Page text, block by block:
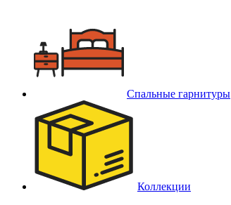
Спальные гарнитуры
Коллекции